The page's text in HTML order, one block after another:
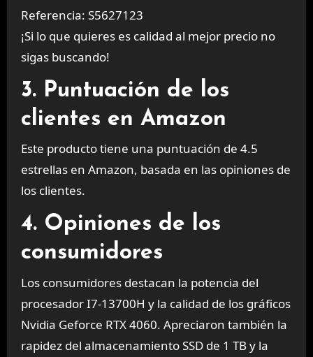
Referencia: S5627123
¡Si lo que quieres es calidad al mejor precio no
sigas buscando!
3. Puntuación de los
clientes en Amazon
Este producto tiene una puntuación de 4.5
estrellas en Amazon, basada en las opiniones de
los clientes.
4. Opiniones de los
consumidores
Los consumidores destacan la potencia del
procesador I7-13700H y la calidad de los gráficos
Nvidia Geforce RTX 4060. Apreciaron también la
rapidez del almacenamiento SSD de 1 TB y la